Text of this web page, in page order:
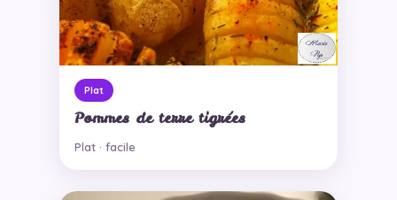
Plat
Pommes de terre tigrées
Plat · facile